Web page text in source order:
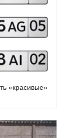
«красивые»